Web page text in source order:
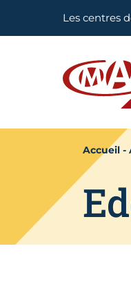
Les centres
Accueil -